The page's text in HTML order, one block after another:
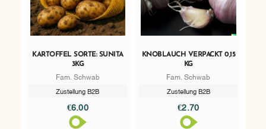
KARTOFFEL SORTE: SUNITA
3KG
Fam. Schwab
Zustellung B2B
€6.00
KNOBLAUCH VERPACKT 0,15
KG
Fam. Schwab
Zustellung B2B
€2.70